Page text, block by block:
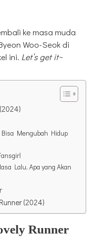
ke masa muda
Woo-Seok di
ini. Let’s get it~
Bisa Mengubah Hidup
Lalu, Apa yang Akan
(2024)
Runner